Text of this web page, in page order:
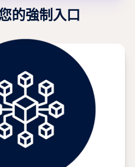
的強制入口